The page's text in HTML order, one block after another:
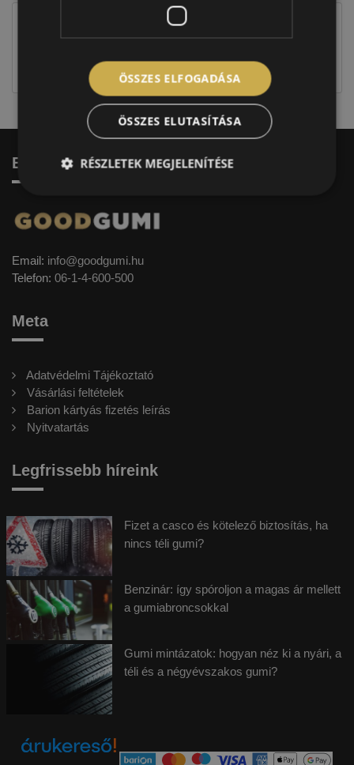
címkével ellátott abroncs kerül kiszállításra.
Elérhetőség
Email: info@goodgumi.hu
Telefon: 06-1-4-600-500
Meta
Adatvédelmi Tájékoztató
Vásárlási feltételek
Barion kártyás fizetés leírás
Nyitvatartás
Legfrissebb híreink
Fizet a casco és kötelező biztosítás, ha
nincs téli gumi?
Benzinár: így spóroljon a magas ár mellett
a gumiabroncsokkal
Gumi mintázatok: hogyan néz ki a nyári, a
téli és a négyévszakos gumi?
ÖSSZES ELFOGADÁSA
ÖSSZES ELUTASÍTÁSA
RÉSZLETEK MEGJELENÍTÉSE